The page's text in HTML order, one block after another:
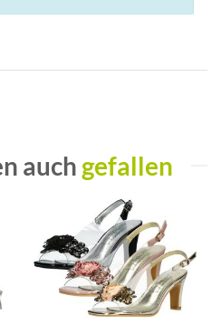
auch gefallen